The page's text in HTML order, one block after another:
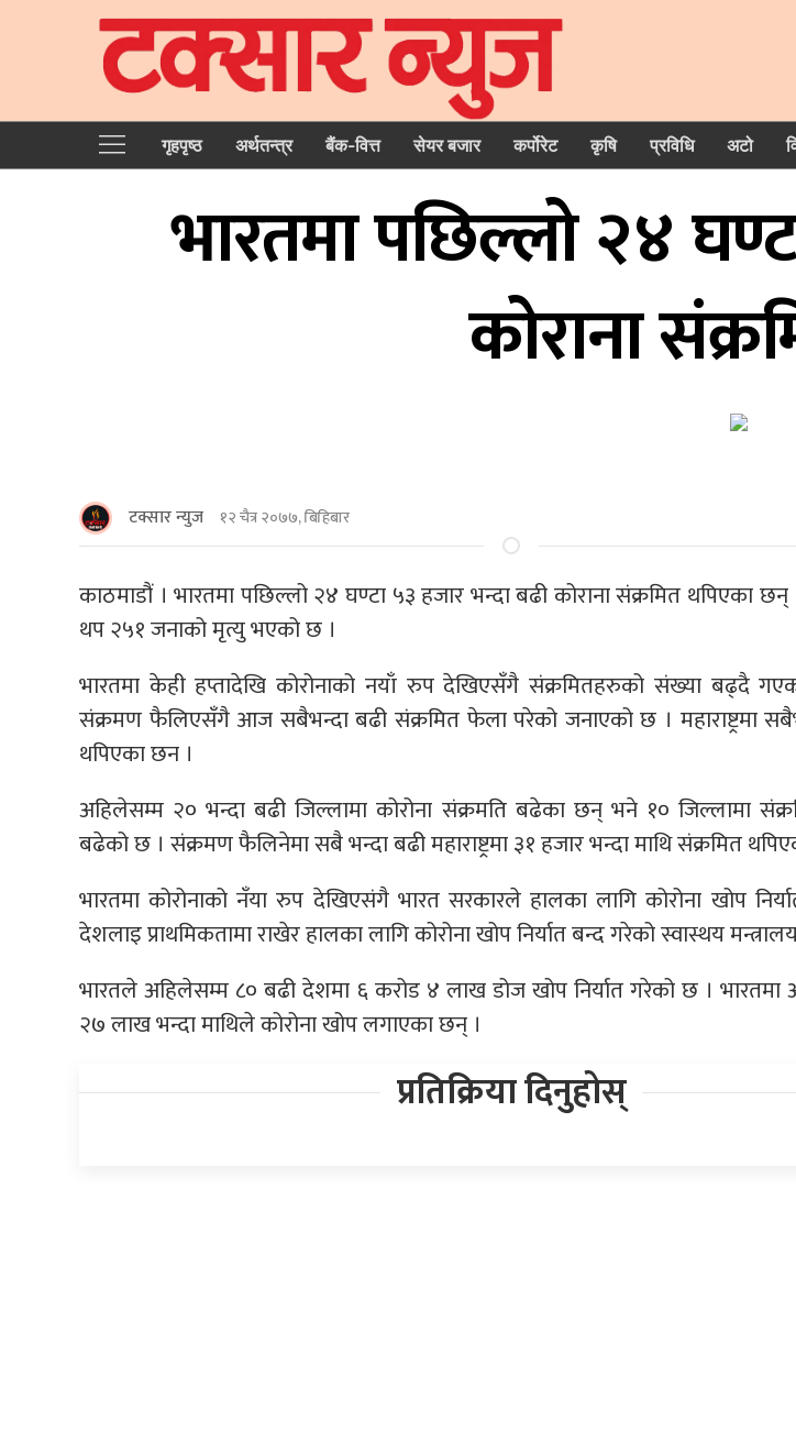
गृहपृष्‍ठ अर्थतन्त्र बैंक-वित्त सेयर बजार कर्पोरेट कृषि प्रविधि अटो
भारतमा पछिल्लो २४
कोराना
टक्सार न्युज १२ चैत्र २०७७, बिहिबार
काठमाडौं । भारतमा पछिल्लो २४ घण्टा ५३ हजार भन्दा बढी कोराना संक्रमित थपिएका छन्
थप २५१ जनाको मृत्यु भएको छ ।
भारतमा केही हप्तादेखि कोरोनाको नयाँ रुप देखिएसँगै संक्रमितहरुको संख्या बढ्दै
संक्रमण फैलिएसँगै आज सबैभन्दा बढी संक्रमित फेला परेको जनाएको छ । महाराष्ट्रमा
थपिएका छन ।
अहिलेसम्म २० भन्दा बढी जिल्लामा कोरोना संक्रमति बढेका छन् भने १० जिल्लामा
बढेको छ । संक्रमण फैलिनेमा सबै भन्दा बढी महाराष्ट्रमा ३१ हजार भन्दा माथि संक्रमित
भारतमा कोरोनाको नँया रुप देखिएसंगै भारत सरकारले हालका लागि कोरोना खोप
देशलाइ प्राथमिकतामा राखेर हालका लागि कोरोना खोप निर्यात बन्द गरेको स्वास्थय
भारतले अहिलेसम्म ८० बढी देशमा ६ करोड ४ लाख डोज खोप निर्यात गरेको छ ।
२७ लाख भन्दा माथिले कोरोना खोप लगाएका छन् ।
प्रतिक्रिया दिनुहोस्